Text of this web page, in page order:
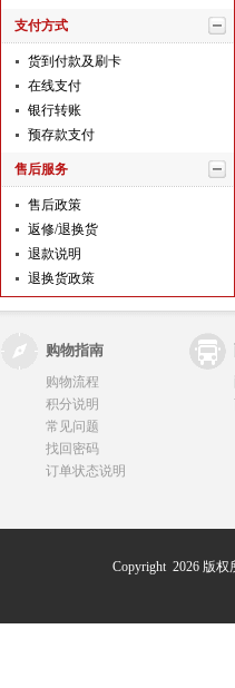
支付方式
货到付款及刷卡
在线支付
银行转账
预存款支付
售后服务
售后政策
返修/退换货
退款说明
退换货政策
购物指南
购物流程
积分说明
常见问题
找回密码
订单状态说明
Copyright 2026 版